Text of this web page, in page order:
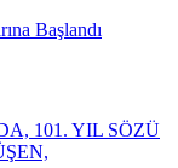
Başlandı
101. YIL SÖZÜ